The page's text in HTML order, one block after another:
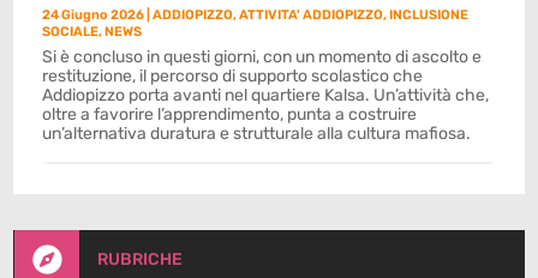
24 Giugno 2026 |ADDIOPIZZO,ATTIVITA' ADDIOPIZZO,INCLUSIONE
SOCIALE,NEWS
Si è concluso in questi giorni, con un momento di ascolto e
restituzione, il percorso di supporto scolastico che
Addiopizzo porta avanti nel quartiere Kalsa. Un’attività che,
oltre a favorire l’apprendimento, punta a costruire
un’alternativa duratura e strutturale alla cultura mafiosa.
 RUBRICHE